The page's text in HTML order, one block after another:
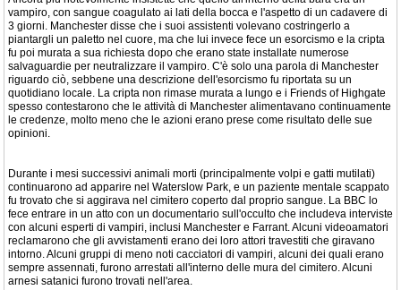
vampiro, con sangue coagulato ai lati della bocca e l'aspetto di un cadavere di
3 giorni. Manchester disse che i suoi assistenti volevano costringerlo a
piantargli un paletto nel cuore, ma che lui invece fece un esorcismo e la cripta
fu poi murata a sua richiesta dopo che erano state installate numerose
salvaguardie per neutralizzare il vampiro. C'è solo una parola di Manchester
riguardo ciò, sebbene una descrizione dell'esorcismo fu riportata su un
quotidiano locale. La cripta non rimase murata a lungo e i Friends of Highgate
spesso contestarono che le attività di Manchester alimentavano continuamente
le credenze, molto meno che le azioni erano prese come risultato delle sue
opinioni.
Durante i mesi successivi animali morti (principalmente volpi e gatti mutilati)
continuarono ad apparire nel Waterslow Park, e un paziente mentale scappato
fu trovato che si aggirava nel cimitero coperto dal proprio sangue. La BBC lo
fece entrare in un atto con un documentario sull'occulto che includeva interviste
con alcuni esperti di vampiri, inclusi Manchester e Farrant. Alcuni videoamatori
reclamarono che gli avvistamenti erano dei loro attori travestiti che giravano
intorno. Alcuni gruppi di meno noti cacciatori di vampiri, alcuni dei quali erano
sempre assennati, furono arrestati all'interno delle mura del cimitero. Alcuni
arnesi satanici furono trovati nell'area.